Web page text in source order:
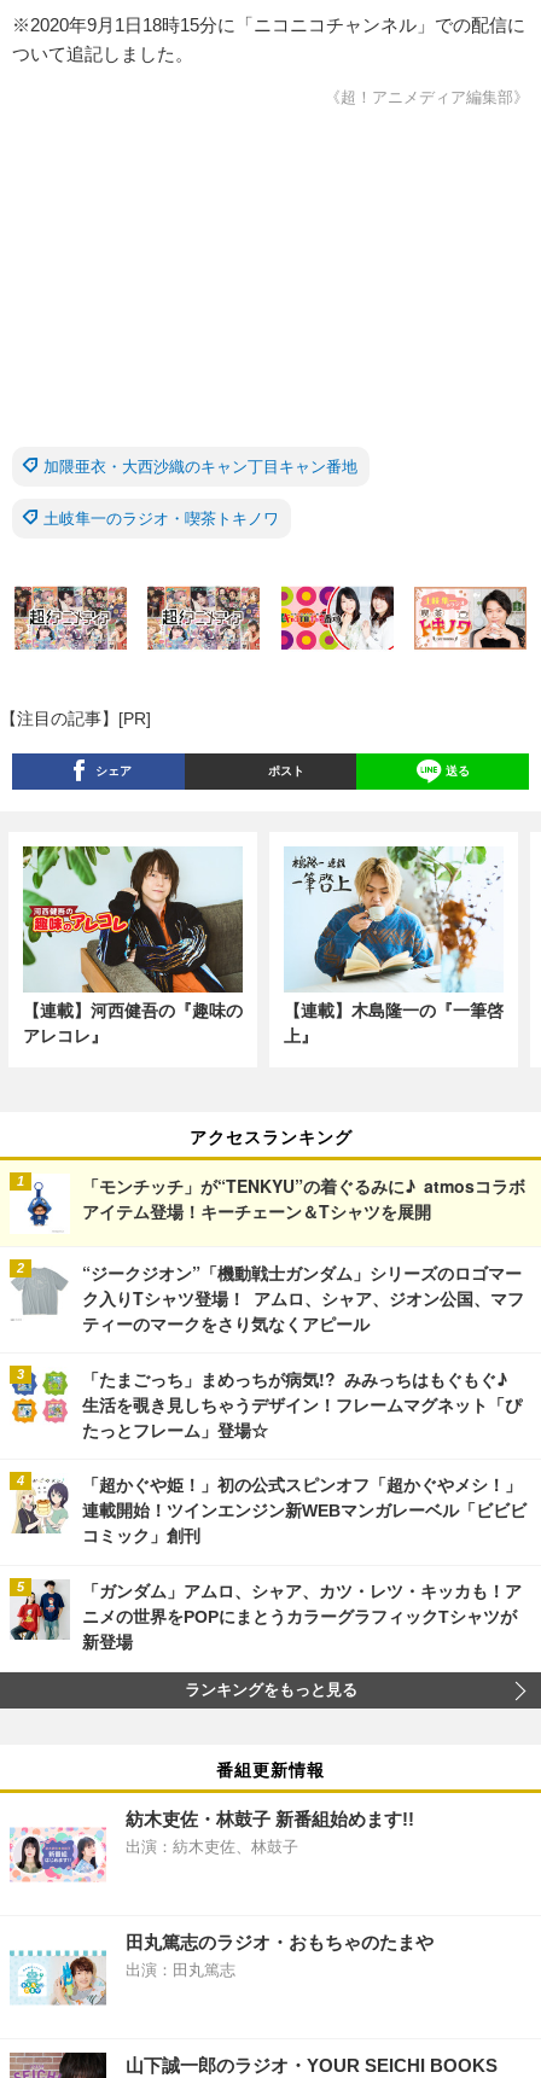
※2020年9月1日18時15分に「ニコニコチャンネル」での配信に
ついて追記しました。
《超！アニメディア編集部》
加隈亜衣・大西沙織のキャン丁目キャン番地
土岐隼一のラジオ・喫茶トキノワ
【注目の記事】[PR]
シェア ポスト 送る
【連載】河西健吾の『趣味の
アレコレ』
【連載】木島隆一の『一筆啓
上』
アクセスランキング
「モンチッチ」が“TENKYU”の着ぐるみに♪ atmosコラボ
アイテム登場！キーチェーン＆Tシャツを展開
“ジークジオン”「機動戦士ガンダム」シリーズのロゴマー
ク入りTシャツ登場！ アムロ、シャア、ジオン公国、マフ
ティーのマークをさり気なくアピール
「たまごっち」まめっちが病気!? みみっちはもぐもぐ♪
生活を覗き見しちゃうデザイン！フレームマグネット「ぴ
たっとフレーム」登場☆
「超かぐや姫！」初の公式スピンオフ「超かぐやメシ！」
連載開始！ツインエンジン新WEBマンガレーベル「ビビビ
コミック」創刊
「ガンダム」アムロ、シャア、カツ・レツ・キッカも！ア
ニメの世界をPOPにまとうカラーグラフィックTシャツが
新登場
ランキングをもっと見る
番組更新情報
紡木吏佐・林鼓子 新番組始めます!!
出演：紡木吏佐、林鼓子
田丸篤志のラジオ・おもちゃのたまや
出演：田丸篤志
山下誠一郎のラジオ・YOUR SEICHI BOOKS